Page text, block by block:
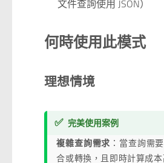
文件查詢使用 JSON）
何時使用此模式
理想情境
✅ 完美使用案例
複雜查詢需求 ：當查詢需
合或轉換，且即時計算成本